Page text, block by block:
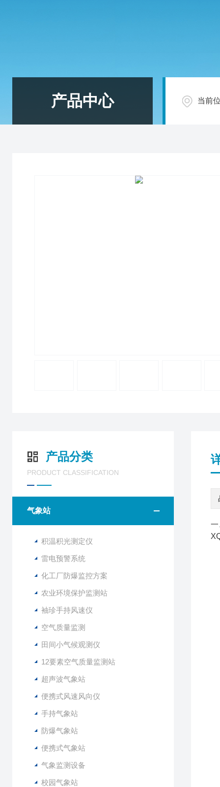
产品中心 当前
产品分类
PRODUCT CLASSIFICATION
气象站
积温积光测定仪
雷电预警系统
化工厂防爆监控方案
农业环境保护监测站
袖珍手持风速仪
空气质量监测
田间小气候观测仪
12要素空气质量监测站
超声波气象站
便携式风速风向仪
手持气象站
防爆气象站
便携式气象站
气象监测设备
校园气象站
一